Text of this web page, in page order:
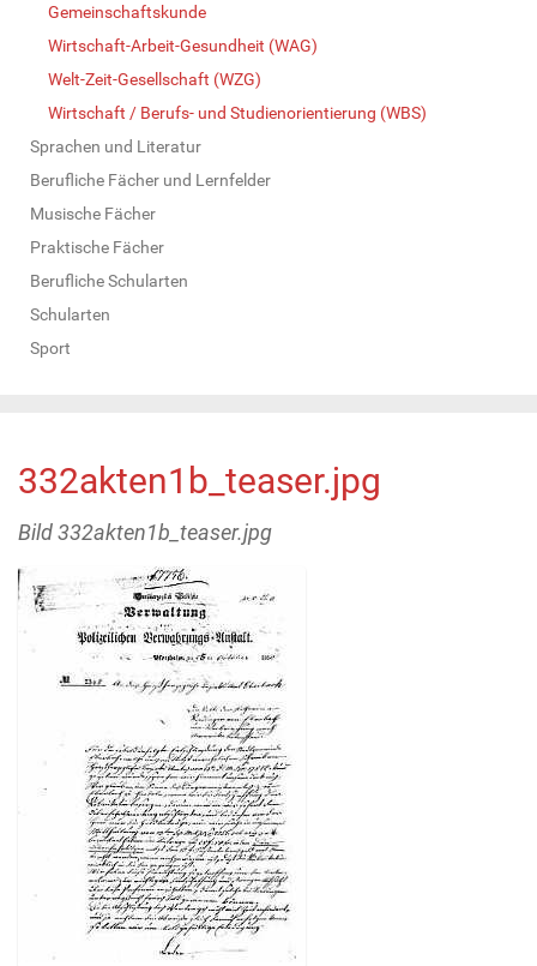
Gemeinschaftskunde
Wirtschaft-Arbeit-Gesundheit (WAG)
Welt-Zeit-Gesellschaft (WZG)
Wirtschaft / Berufs- und Studienorientierung (WBS)
Sprachen und Literatur
Berufliche Fächer und Lernfelder
Musische Fächer
Praktische Fächer
Berufliche Schularten
Schularten
Sport
332akten1b_teaser.jpg
Bild 332akten1b_teaser.jpg